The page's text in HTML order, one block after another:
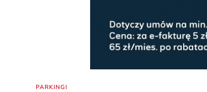
PARKINGI